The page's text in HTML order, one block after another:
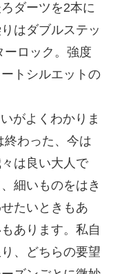
ダーツを2本に
はダブルステッ
ーロック。強度
トシルエットの
がよくわかりま
終わった、今は
は良い大人で
細いものをはき
たいときもあ
あります。私自
、どちらの要望